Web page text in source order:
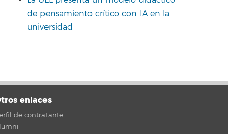
de pensamiento crítico con IA en la
universidad
enlaces
de contratante